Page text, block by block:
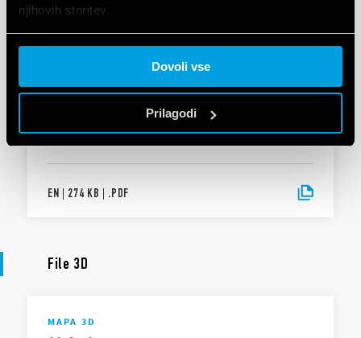
njihovih storitev.
Cookie policy.
Dovoli vse
Prilagodi
EN|| .PDF
IZJAVA O SKLADNOSTI
DoC 18 Series
EN | 274 KB | .PDF
File 3D
MAPA 3D